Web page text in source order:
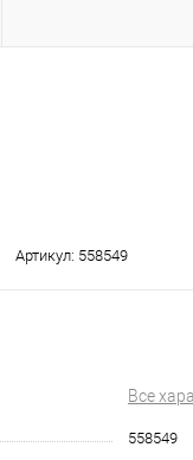
Артикул: 558549
Все
558549